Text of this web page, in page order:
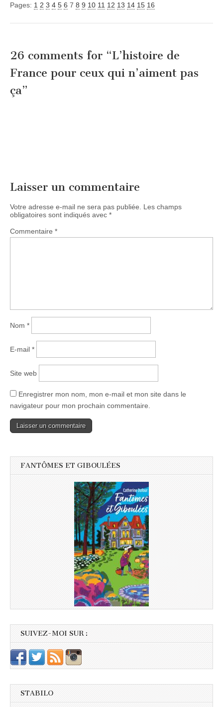
Pages: 1 2 3 4 5 6 7 8 9 10 11 12 13 14 15 16
26 comments for “L’histoire de
France pour ceux qui n’aiment pas
ça”
Laisser un commentaire
Votre adresse e-mail ne sera pas publiée. Les champs
obligatoires sont indiqués avec *
Commentaire *
Nom *
E-mail *
Site web
Enregistrer mon nom, mon e-mail et mon site dans le
navigateur pour mon prochain commentaire.
FANTÔMES ET GIBOULÉES
SUIVEZ-MOI SUR :
STABILO